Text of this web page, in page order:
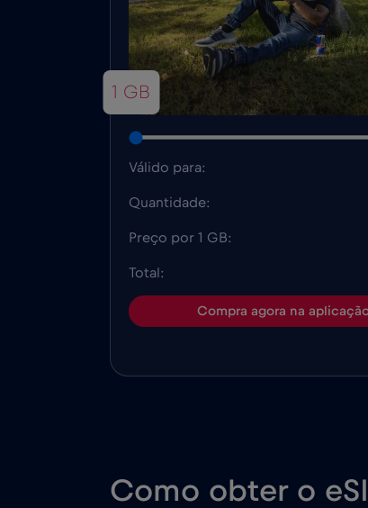
1 GB
Válido para:
Quantidade:
Preço por 1 GB:
Total:
Compra agora na
Como obter o